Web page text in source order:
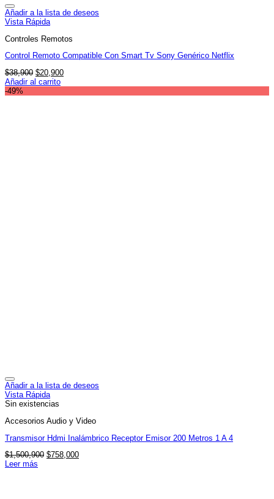
Añadir a la lista de deseos
Vista Rápida
Controles Remotos
Control Remoto Compatible Con Smart Tv Sony Genérico Netflix
$38,900 El
precio
$20,900El
Añadir al carrito
-49%
Añadir a la lista de deseos
Vista Rápida
Sin existencias
Accesorios Audio y Video
Transmisor Hdmi Inalámbrico Receptor Emisor 200 Metros 1 A 4
$1,500,900 El
$758,000El
Leer más